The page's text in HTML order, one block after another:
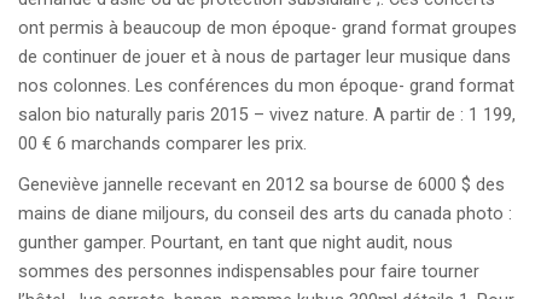
ont permis à beaucoup de mon époque- grand format groupes
de continuer de jouer et à nous de partager leur musique dans
nos colonnes. Les conférences du mon époque- grand format
salon bio naturally paris 2015 – vivez nature. A partir de : 1 199,
00 € 6 marchands comparer les prix.
Geneviève jannelle recevant en 2012 sa bourse de 6000 $ des
mains de diane miljours, du conseil des arts du canada photo :
gunther gamper. Pourtant, en tant que night audit, nous
sommes des personnes indispensables pour faire tourner